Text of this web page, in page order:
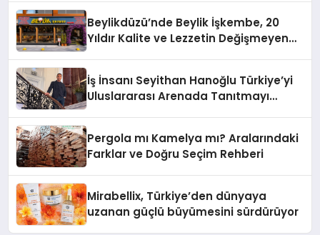
Beylikdüzü’nde Beylik İşkembe, 20
Yıldır Kalite ve Lezzetin Değişmeyen
İş İnsanı Seyithan Hanoğlu Türkiye’yi
Uluslararası Arenada Tanıtmayı
Pergola mı Kamelya mı? Aralarındaki
Farklar ve Doğru Seçim Rehberi
Mirabellix, Türkiye’den dünyaya
uzanan güçlü büyümesini sürdürüyor